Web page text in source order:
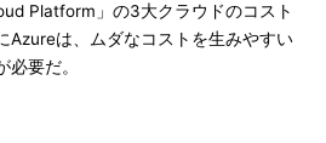
Platform」の3大クラウドのコスト
Azureは、ムダなコストを生みやすい
要だ。